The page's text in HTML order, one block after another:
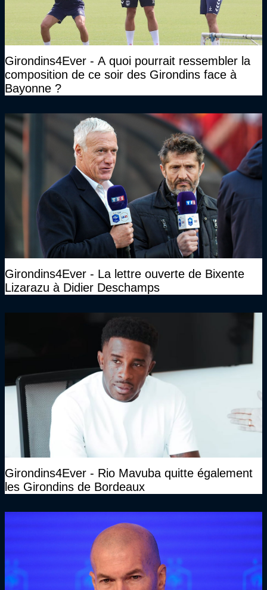
Girondins4Ever - A quoi pourrait ressembler la
composition de ce soir des Girondins face à
Bayonne ?
Girondins4Ever - La lettre ouverte de Bixente
Lizarazu à Didier Deschamps
Girondins4Ever - Rio Mavuba quitte également
les Girondins de Bordeaux